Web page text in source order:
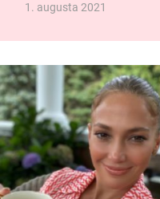
1. augusta 2021